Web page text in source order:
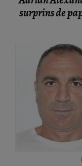
surprins de